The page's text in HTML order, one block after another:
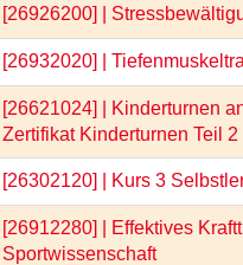
[26926200] |
[26932020] |
[26621024] | Kinderturnen
Zertifikat Kinderturnen Teil 2
[26302120] | Kurs 3
[26912280] | Effektives
Sportwissenschaft